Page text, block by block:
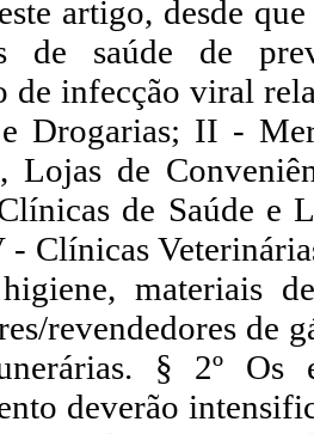
artigo, desde
de saúde de
de infecção viral
Drogarias; II -
Lojas de
de Saúde e
- Clínicas
materiais
revendedores de
§ 2º Os
deverão